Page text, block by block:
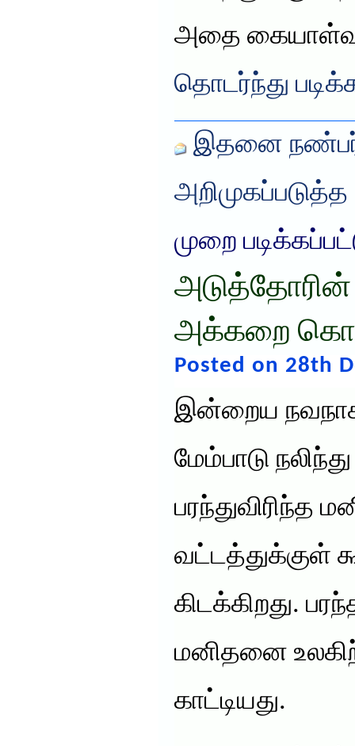
அதை
தொடர்ந்து
இதனை
அறிமுகப்படுத்த
முறை
அடுத்தோரின்
அக்கறை
Posted on 28th
இன்றைய
மேம்பாடு
பரந்துவிரிந்த
வட்டத்துக்குள்
கிடக்கிறது.
மனிதனை
காட்டியது.